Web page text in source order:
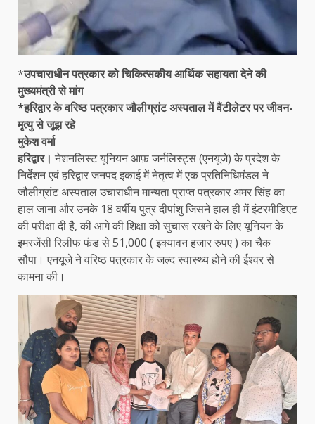
*उपचाराधीन पत्रकार को चिकित्सकीय आर्थिक सहायता देने की
मुख्यमंत्री से मांग
*हरिद्वार के वरिष्ठ पत्रकार जौलीग्रांट अस्पताल में वैंटीलेटर पर जीवन-
मृत्यु से जूझ रहे
मुकेश वर्मा
हरिद्वार। नेशनलिस्ट यूनियन आफ़ जर्नलिस्ट्स (एनयूजे) के प्रदेश के
निर्देशन एवं हरिद्वार जनपद इकाई में नेतृत्व में एक प्रतिनिधिमंडल ने
जौलीग्रांट अस्पताल उचाराधीन मान्यता प्राप्त पत्रकार अमर सिंह का
हाल जाना और उनके 18 वर्षीय पुत्र दीपांशु जिसने हाल ही में इंटरमीडिएट
की परीक्षा दी है, की आगे की शिक्षा को सुचारू रखने के लिए यूनियन के
इमरजेंसी रिलीफ फंड से 51,000 ( इक्यावन हजार रुपए ) का चैक
सौपा। एनयूजे ने वरिष्ठ पत्रकार के जल्द स्वास्थ्य होने की ईश्वर से
कामना की।